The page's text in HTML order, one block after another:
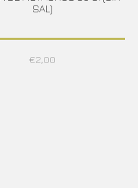
SAL)
€2,00